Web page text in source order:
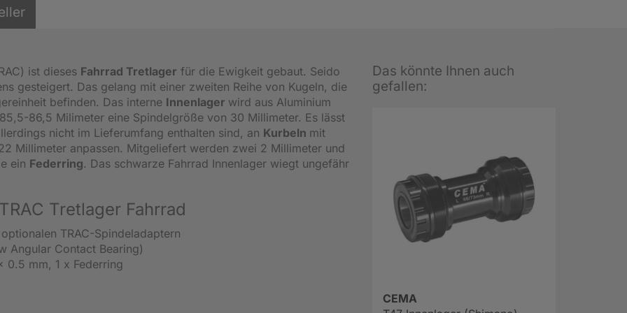
ist dieses Fahrrad Tretlager für die Ewigkeit gebaut. Seido
gesteigert. Das gelang mit einer zweiten Reihe von Kugeln, die
befinden. Das interne Innenlager wird aus Aluminium
86,5 Milimeter eine Spindelgröße von 30 Millimeter. Es lässt
nicht im Lieferumfang enthalten sind, an Kurbeln mit
Millimeter anpassen. Mitgeliefert werden zwei 2 Millimeter und
ein Federring. Das schwarze Fahrrad Innenlager wiegt ungefähr
Tretlager Fahrrad
TRAC-Spindeladaptern
Angular Contact Bearing)
mm, 1 x Federring
Das könnte Ihnen auch
gefallen:
CEMA